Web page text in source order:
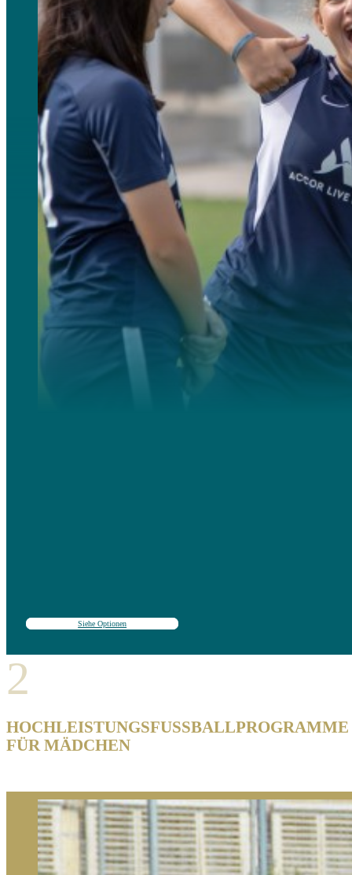
Siehe Optionen
2
HOCHLEISTUNGSFUSSBALLPROGRAMME F
ÜR MÄDCHEN